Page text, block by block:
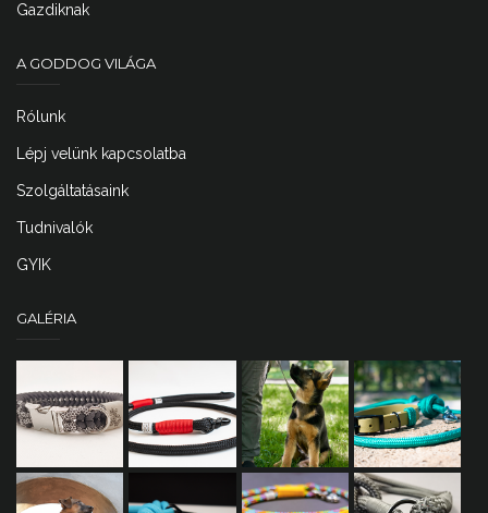
Gazdiknak
A GODDOG VILÁGA
Rólunk
Lépj velünk kapcsolatba
Szolgáltatásaink
Tudnivalók
GYIK
GALÉRIA